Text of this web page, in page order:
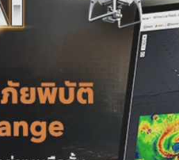
Online
Location Platform
Apps
Insurance
Manufacturing
Natural Resources
Public Safety
Real Estate